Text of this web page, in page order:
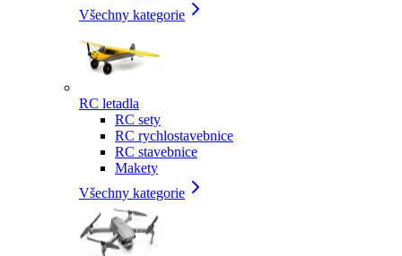
Všechny kategorie
RC letadla
RC sety
RC rychlostavebnice
RC stavebnice
Makety
Všechny kategorie